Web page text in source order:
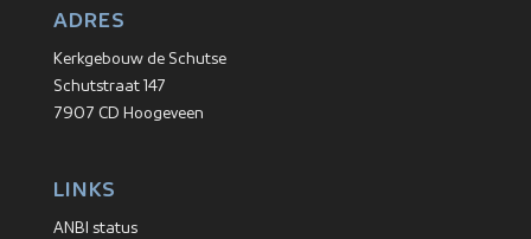
ADRES
Kerkgebouw de Schutse
Schutstraat 147
7907 CD Hoogeveen
LINKS
ANBI status